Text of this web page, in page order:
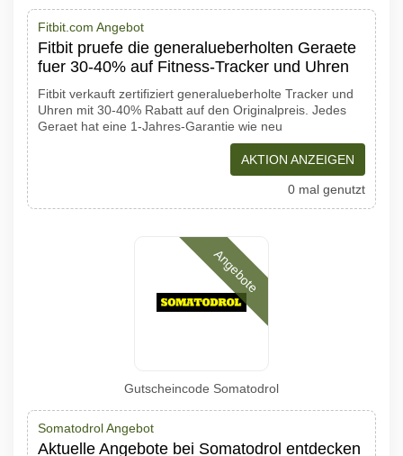
Fitbit.com Angebot
Fitbit pruefe die generalueberholten Geraete
fuer 30-40% auf Fitness-Tracker und Uhren
Fitbit verkauft zertifiziert generalueberholte Tracker und
Uhren mit 30-40% Rabatt auf den Originalpreis. Jedes
Geraet hat eine 1-Jahres-Garantie wie neu
AKTION ANZEIGEN
0 mal genutzt
Angebote
Gutscheincode Somatodrol
Somatodrol Angebot
Aktuelle Angebote bei Somatodrol entdecken